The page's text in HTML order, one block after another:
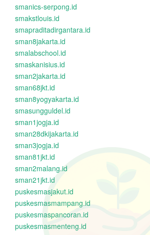
smanics-serpong.id
smakstlouis.id
smapraditadirgantara.id
sman8jakarta.id
smalabschool.id
smaskanisius.id
sman2jakarta.id
sman68jkt.id
sman8yogyakarta.id
smasungguldel.id
sman1jogja.id
sman28dkijakarta.id
sman3jogja.id
sman81jkt.id
sman2malang.id
sman21jkt.id
puskesmasjakut.id
puskesmasmampang.id
puskesmaspancoran.id
puskesmasmenteng.id